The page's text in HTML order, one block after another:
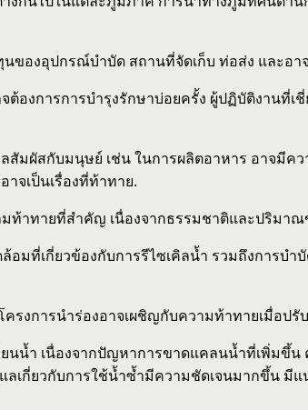
ของอุปกรณ์บำบัด สถานที่จัดเก็บ ท่อส่ง และอา
ต้องการการบำรุงรักษาบ่อยครั้ง ผู้ปฏิบัติงานที่
สัมผัสกับมนุษย์ เช่น ในการผลิตอาหาร อาจมี
จเป็นเรื่องที่ท้าทาย.
ท้าทายที่สำคัญ เนื่องจากธรรมชาติและปริมาณ
มที่เกี่ยวข้องกับการรีไซเคิลน้ำ รวมถึงการบ
รงการนำร่องอาจเผชิญกับความท้าทายเมื่อป
น้ำ เนื่องจากปัญหาการขาดแคลนน้ำที่เพิ่มขึ้
เกี่ยวกับการใช้น้ำซ้ำมีความชัดเจนมากขึ้น มี